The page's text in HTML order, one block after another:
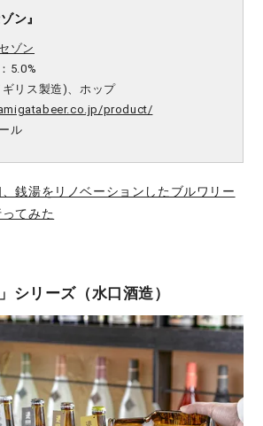
ン』
セゾン
5.0%
ギリス製造) 、ホップ
product/
ル
、銭湯をリノベーションしたブルワリー
ってみた
シリーズ（水口酒造）